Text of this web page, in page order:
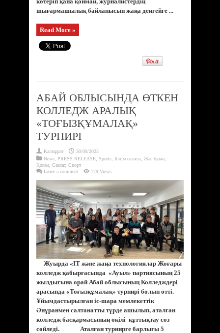
шығармашылық байланысын жаңа деңгейге ...
Read More »
АБАЙ ОБЛЫСЫНДА ӨТКЕН
КОЛЛЕДЖ АРАЛЫҚ
«ТОҒЫЗҚҰМАЛАҚ»
ТУРНИРІ
Қалмұрат
30/09/2025
News PRESS RELEASE Sports Білім саласы Жас буын
Қоғам Саясат, Спорт
Leave a comment
179 Views
Жуырда «IT және жаңа технологиялар Жоғары
колледж қабырғасында «Ауыл» партиясының 25
жылдығына орай Абай облысының Колледждері
арасында «Тоғызқұмалақ» турнирі болып өтті.
Ұйымдастырылған іс-шара мемлекеттік
Әнұранмен салтанатты түрде ашылып, аталған
колледж басқармасының өкілі құттықтау сөз
сөйледі. Аталған турнирге барлығы 5